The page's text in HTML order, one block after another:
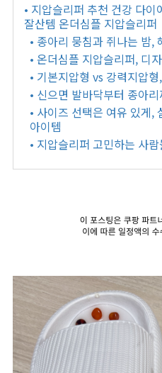
• 지압슬리퍼 추천 건강 다
잘산템 온더심플 지압슬리퍼
• 종아리 뭉침과 쥐나는 밤,
• 온더심플 지압슬리퍼, 디
• 기본지압형 vs 강력지압
• 신으면 발바닥부터 종아
• 사이즈 선택은 여유 있게,
아이템
• 지압슬리퍼 고민하는 사